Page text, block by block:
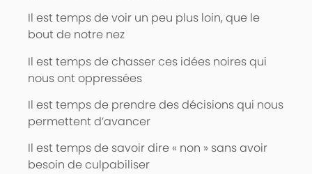
Il est temps de voir un peu plus loin, que le
bout de notre nez
Il est temps de chasser ces idées noires qui
nous ont oppressées
Il est temps de prendre des décisions qui nous
permettent d’avancer
Il est temps de savoir dire « non » sans avoir
besoin de culpabiliser